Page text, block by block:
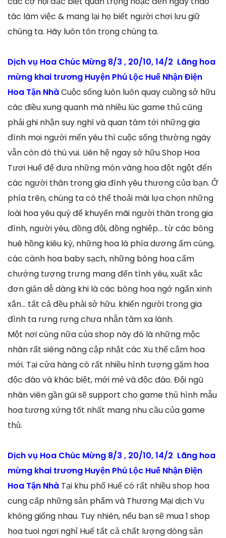
tác làm việc & mang lại họ biết người chơi lưu giữ
chúng ta. Hãy luôn tôn trọng chúng ta.
Dịch vụ Hoa Chúc Mừng 8/3 , 20/10, 14/2 Lãng hoa
mừng khai trương Huyện Phú Lộc Huế Nhận Điện
Hoa Tận NhàCuộc sống luôn luôn quay cuồng sở hữu
các điều xung quanh mà nhiều lúc game thủ cũng
phải ghi nhận suy nghĩ và quan tâm tới những gia
đình mọi người mến yêu thì cuộc sống thường ngày
vẫn còn đó thú vui. Liên hệ ngay sở hữu Shop Hoa
Tươi Huế để đưa những món vàng hoa đột ngột đến
các người thân trong gia đình yêu thương của bạn. Ở
phía trên, chúng ta có thể thoải mái lựa chọn những
loài hoa yêu quý để khuyến mãi người thân trong gia
đình, người yêu, đồng đội, đồng nghiệp… từ các bông
huê hồng kiêu kỳ, những hoa lá phía dương ấm cúng,
các cành hoa baby sạch, những bông hoa cẩm
chướng tượng trưng mang đến tình yêu, xuất xắc
đơn giản dễ dàng khi là các bông hoa ngớ ngẩn xinh
xắn… tất cả đều phải sở hữu. khiến người trong gia
đình ta rưng rưng chưa nhẫn tâm xa lánh.
Một nơi cùng nữa của shop này đó là những mộc
nhân rất siêng năng cập nhật các Xu thế cắm hoa
mới. Tại cửa hàng có rất nhiều hình tượng gặm hoa
độc đáo và khác biệt, mới mẻ và độc đáo. Đội ngũ
nhân viên gần gũi sẽ support cho game thủ hình mẫu
hoa tương xứng tốt nhất mang nhu cầu của game
thủ.
Dịch vụ Hoa Chúc Mừng 8/3 , 20/10, 14/2 Lãng hoa
mừng khai trương Huyện Phú Lộc Huế Nhận Điện
Hoa Tận Nhà Tại khu phố Huế có rất nhiều shop hoa
cung cấp những sản phẩm và Thương Mại dịch Vụ
không giống nhau. Tuy nhiên, nếu bạn sẽ mua 1 shop
hoa tuoi ngơi nghỉ Huế tất cả chất lượng dòng sản